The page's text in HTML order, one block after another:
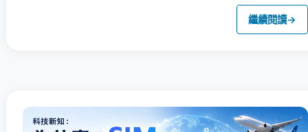
繼續閱讀→